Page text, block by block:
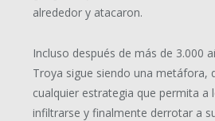
alrededor y atacaron.
Incluso después de más de 3.000
Troya sigue siendo una metáfora,
cualquier estrategia que permita a
infiltrarse y finalmente derrotar a